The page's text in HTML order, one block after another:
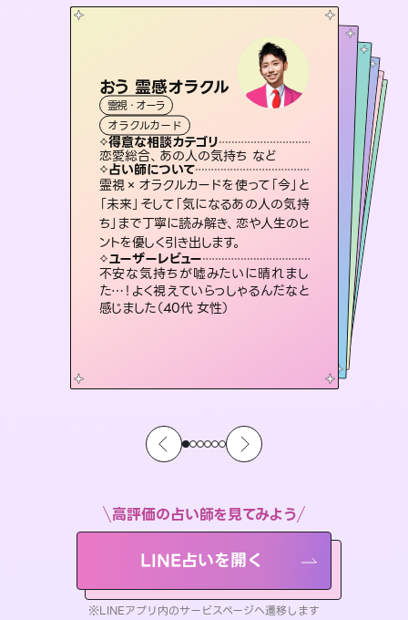
おう 霊感オラクル
霊視・オーラ
オラクルカード
得意な相談カテゴリ
恋愛総合、あの人の気持ち など
占い師について
霊視×オラクルカードを使って「今」と
「未来」そして「気になるあの人の気持
ち」まで丁寧に読み解き、恋や人生のヒ
ントを優しく引き出します。
ユーザーレビュー
不安な気持ちが嘘みたいに晴れまし
た…！よく視えていらっしゃるんだなと
感じました（40代 女性）
アイリス -iris-
西洋占星術
ルーン
得意な相談カテゴリ
恋愛総合、片想い、二人の未来 など
占い師について
復縁、恋愛、不倫の行方、同性愛や片
思い、仕事関係や借金問題まで知りた
いことや心の負担になっていることを
紐解き、背中をそっと押して導きます。
ユーザーレビュー
安心感のあり、言い切ってくれる所や濁
さない鑑定のおかげで、毎回自分の気
持ちを整えられます（30代 男性）
彗望
霊視・オーラ
スピリチュアル・リーディング
得意な相談カテゴリ
片想い、あの人の気持ち、復縁 など
占い師について
3,700年以上の歴史を持つ東洋最古の
占術「易占」で詳細まで占い、幸せへ向
かう道筋を示します。厳しい結果にも具
体的な対策をお伝えします。
ユーザーレビュー
複雑な背景もしっかり聞いて鑑定して
いただけました。気持ちが楽になりまし
た（50代 女性）
未来視師＊花
霊視・オーラ
スピリチュアル・リーディング
得意な相談カテゴリ
出逢い、片想い、復縁 など
占い師について
未来には何パターンもの選択肢があります。不安で視えにくくなっているあなたの素敵な未来を見つけ、その未来を選択できるようアドバイスします。
ユーザーレビュー
職場の人の性質や人間関係、本心など
本当によく視えていてびっくり。対策が
打てて前向きになれます（40代）
スピリチュアル・リーディング
得意な相談カテゴリ
片想い、あの人の気持ち、復縁 など
占い師について
恋愛のお悩みの中でも特に「曖昧な関
係」の相談を得意としており、友達以上
恋人未満なお相手との今後や本音を丁
寧に読み解き恋愛成就へと導きます。
ユーザーレビュー
鑑定していただいてアドバイス通りに行
動すると仲が復活してきました。ありが
とうございました（40代 女性）
霊視・オーラ タロット
スピリチュアル・リーディング
得意な相談カテゴリ
片想い、二人の未来、年の差 など
占い師について
連絡再開、復縁、成就などの報告実績
多数。セラピストとして2万超の施術経
験があるからこそできる鑑定で、より良
い未来をサポートします。
ユーザーレビュー
とても心温まる鑑定でした。しかもこち
らは何も言っていないのに視えていらっ
しゃるんだなと驚きです（30代女性）
高評価の占い師を見てみよう
LINE占いを開く
※LINEアプリ内のサービスページへ遷移します